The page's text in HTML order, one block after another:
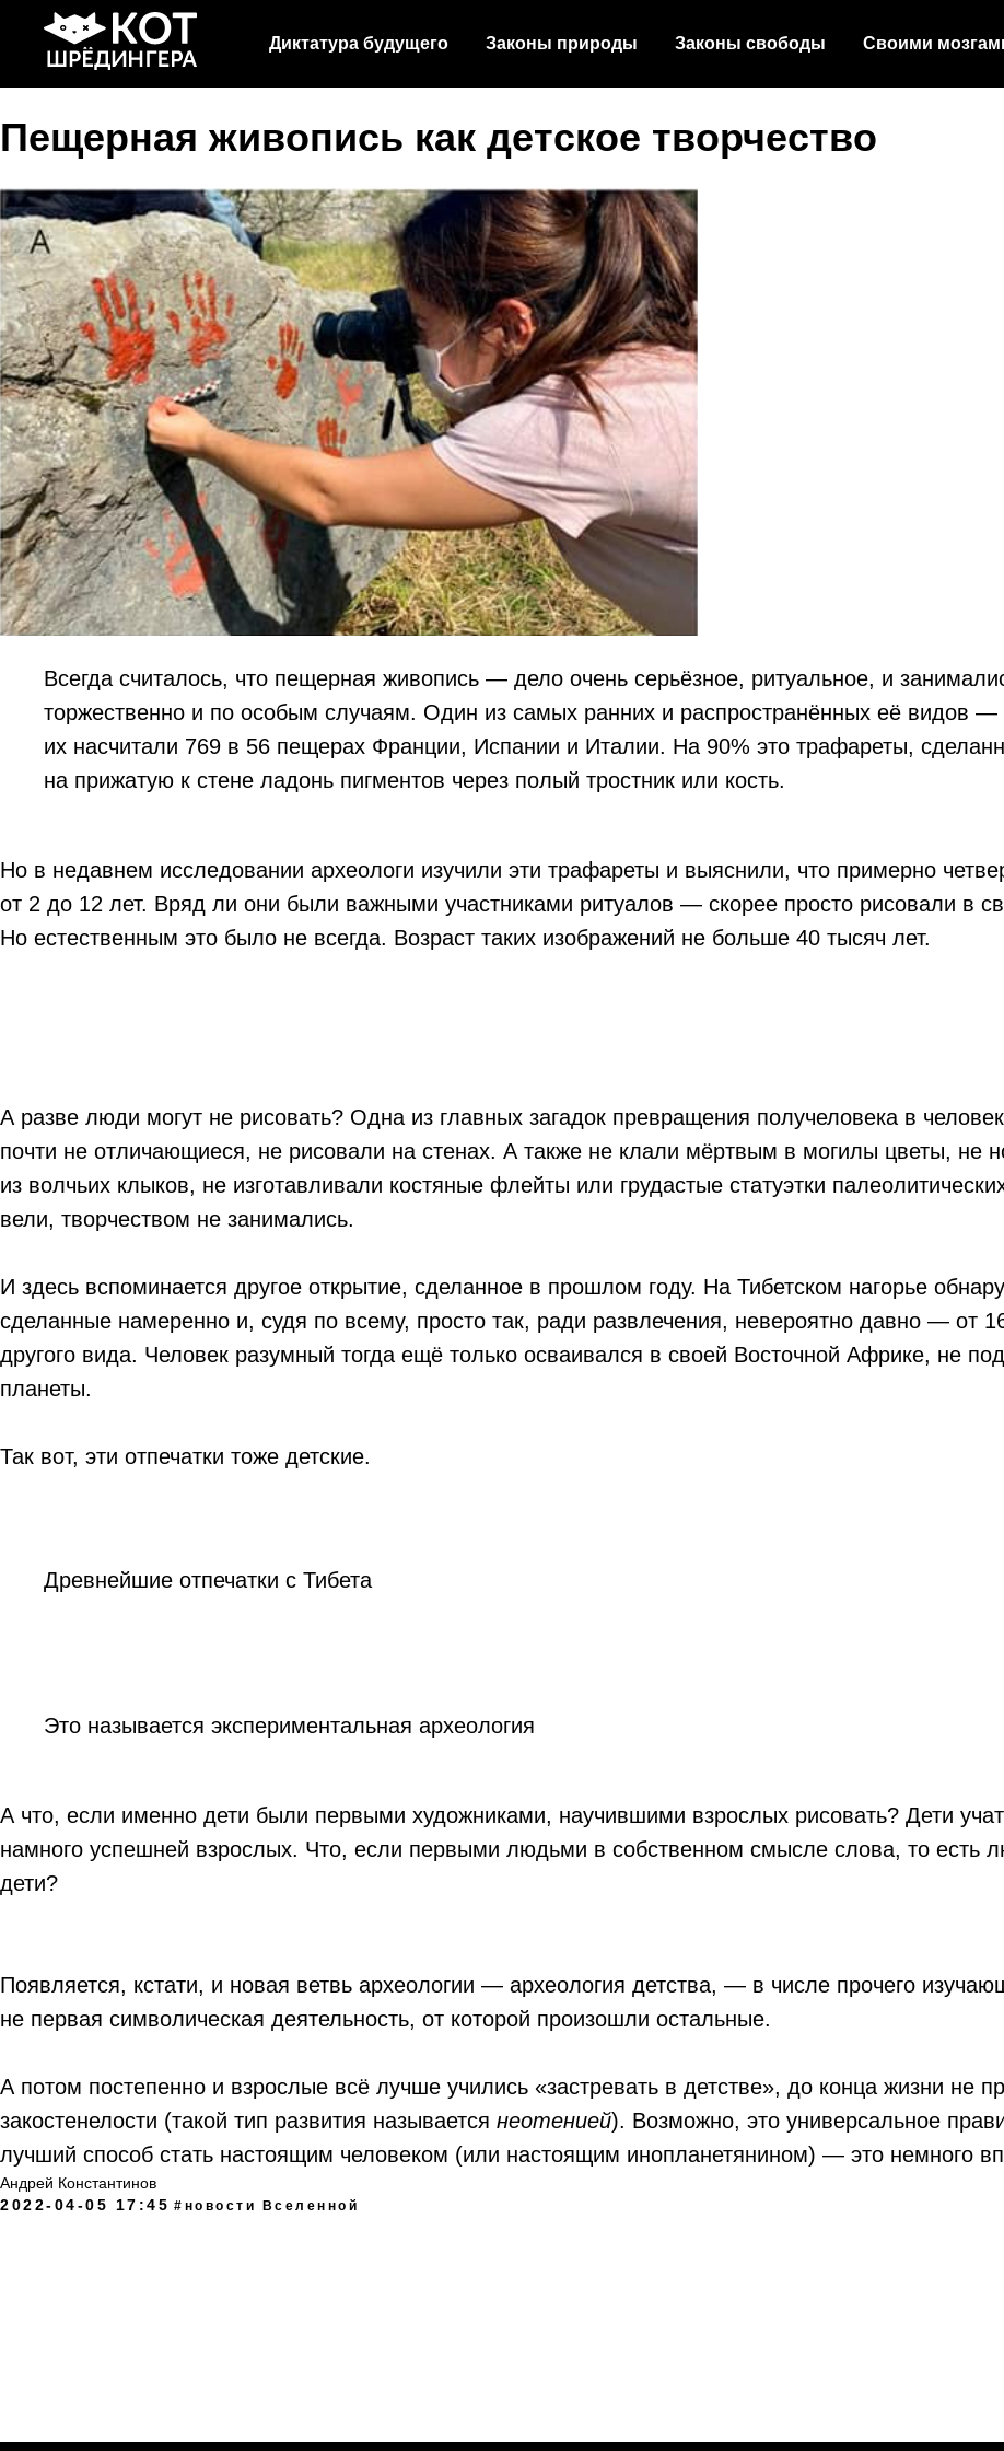
Диктатура будущего Законы природы Законы свободы Своими
Пещерная живопись как детское творчество
Всегда считалось, что пещерная живопись — дело очень серьёзное, ритуальное, и
торжественно и по особым случаям. Один из самых ранних и распространённых её видов —
их насчитали 769 в 56 пещерах Франции, Испании и Италии. На 90% это трафареты,
на прижатую к стене ладонь пигментов через полый тростник или кость.
Но в недавнем исследовании археологи изучили эти трафареты и выяснили, что примерно
от 2 до 12 лет. Вряд ли они были важными участниками ритуалов — скорее просто рисовали в
Но естественным это было не всегда. Возраст таких изображений не больше 40 тысяч лет.
А разве люди могут не рисовать? Одна из главных загадок превращения получеловека в
почти не отличающиеся, не рисовали на стенах. А также не клали мёртвым в могилы цветы, не
из волчьих клыков, не изготавливали костяные флейты или грудастые статуэтки
вели, творчеством не занимались.
И здесь вспоминается другое открытие, сделанное в прошлом году. На Тибетском нагорье
сделанные намеренно и, судя по всему, просто так, ради развлечения, невероятно давно — от
другого вида. Человек разумный тогда ещё только осваивался в своей Восточной Африке, не
планеты.
Так вот, эти отпечатки тоже детские.
Древнейшие отпечатки с Тибета
Это называется экспериментальная археология
А что, если именно дети были первыми художниками, научившими взрослых рисовать? Дети
намного успешней взрослых. Что, если первыми людьми в собственном смысле слова, то есть
дети?
Появляется, кстати, и новая ветвь археологии — археология детства, — в числе прочего
не первая символическая деятельность, от которой произошли остальные.
А потом постепенно и взрослые всё лучше учились «застревать в детстве», до конца жизни не
закостенелости (такой тип развития называется неотенией). Возможно, это универсальное
лучший способ стать настоящим человеком (или настоящим инопланетянином) — это немного
Андрей Константинов
2022-04-05 17:45 #новости Вселенной